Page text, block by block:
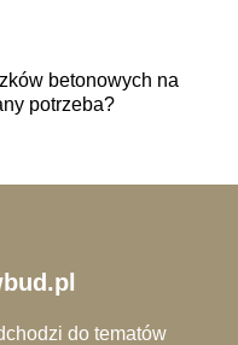
betonowych na
potrzeba?
do tematów